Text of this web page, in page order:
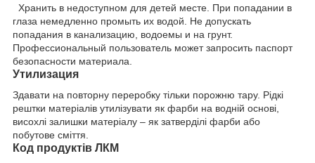
Хранить в недоступном для детей месте. При попадании в
глаза немедленно промыть их водой. Не допускать
попадания в канализацию, водоемы и на грунт.
Профессиональный пользователь может запросить паспорт
безопасности материала.
Утилизация
Здавати на повторну переробку тільки порожню тару. Рідкі
рештки матеріалів утилізувати як фарби на водній основі,
висохлі залишки матеріалу – як затверділі фарби або
побутове сміття.
Код продуктів ЛКМ